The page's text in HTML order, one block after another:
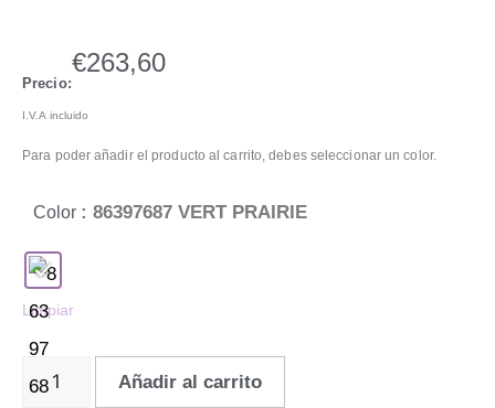
Precio:
€263,60
I.V.A incluido
Para poder añadir el producto al carrito, debes seleccionar un color.
Color : 86397687 VERT PRAIRIE
Limpiar
Añadir al carrito